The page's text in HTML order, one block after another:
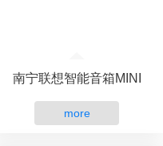
南宁联想智能音箱MINI
more